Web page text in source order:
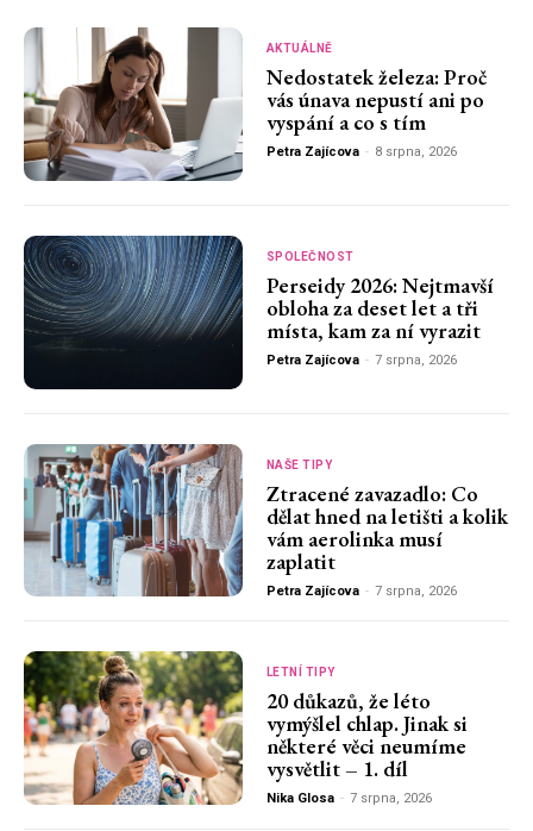
AKTUÁLNĚ
Nedostatek železa: Proč
vás únava nepustí ani po
vyspání a co s tím
Petra Zajícova - 8 srpna, 2026
SPOLEČNOST
Perseidy 2026: Nejtmavší
obloha za deset let a tři
místa, kam za ní vyrazit
Petra Zajícova - 7 srpna, 2026
NAŠE TIPY
Ztracené zavazadlo: Co
dělat hned na letišti a kolik
vám aerolinka musí
zaplatit
Petra Zajícova - 7 srpna, 2026
LETNÍ TIPY
20 důkazů, že léto
vymýšlel chlap. Jinak si
některé věci neumíme
vysvětlit – 1. díl
Nika Glosa - 7 srpna, 2026